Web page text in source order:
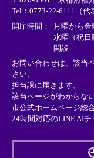
ク
＞
ク
＞
ク
＞
Tel：0773-22-6111（代
開庁時間： 月曜から金
水曜（祝日
開設
お問い合わせは、該当
さい。
担当課に届きます。
該当ページがわからな
市公式ホームページ総
24時間対応のLINE AI
外